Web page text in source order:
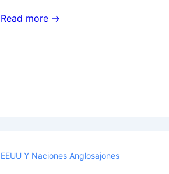
“¿Estados
Read more →
EEUU Y Naciones Anglosajones